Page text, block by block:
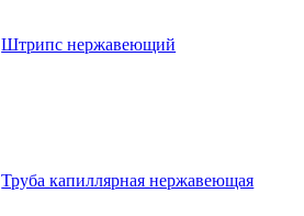
Штрипс нержавеющий
Труба капиллярная нержавеющая